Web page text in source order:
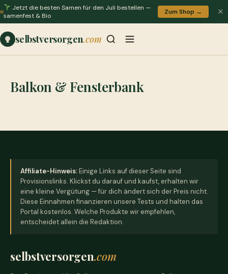
Jetzt die besten Samen für den Juli bestellen —
samenfest & Bio
Zum Shop → ✕
selbstversorgen.com
Balkon & Fensterbank
Affiliate-Hinweis:Einige Links auf dieser Seite sind
Provisionslinks. Klickst du darauf und kaufst, erhalten wir
eine kleine Vergütung — für dich ändert sich der Preis nicht.
Diese Einnahmen finanzieren unsere Tests und halten das
Portal kostenlos. Welche Produkte wir empfehlen,
entscheidet allein die Redaktion.
selbstversorgen.com